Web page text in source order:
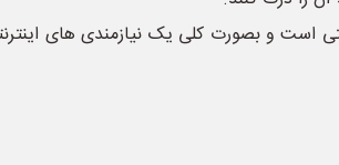
است و بصورت کلی یک نیازمندی های